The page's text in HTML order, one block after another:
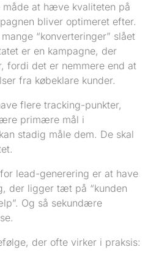
måde at hæve kvaliteten på
bliver optimeret efter.
“konverteringer” slået
er en kampagne, der
fordi det er nemmere end at
fra købeklare kunder.
flere tracking-punkter,
primære mål i
stadig måle dem. De skal
lead-generering er at have
der ligger tæt på “kunden
Og så sekundære
der ofte virker i praksis: